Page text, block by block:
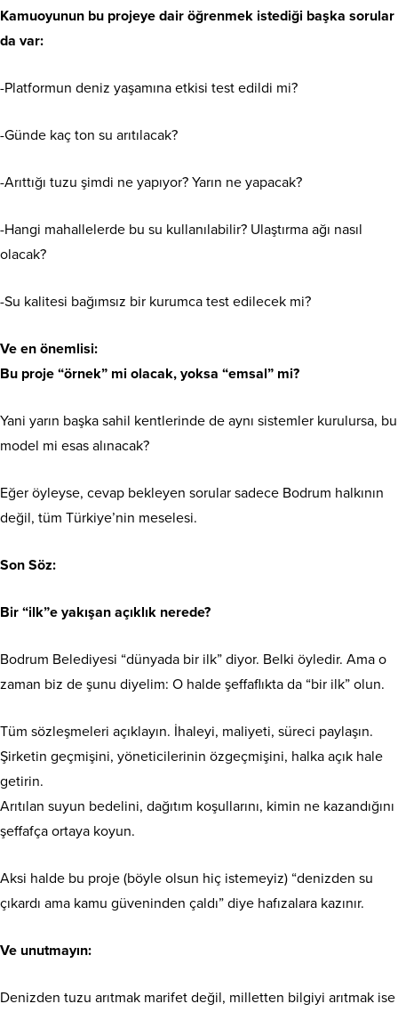
Kamuoyunun bu projeye dair öğrenmek istediği başka sorular
da var:
-Platformun deniz yaşamına etkisi test edildi mi?
-Günde kaç ton su arıtılacak?
-Arıttığı tuzu şimdi ne yapıyor? Yarın ne yapacak?
-Hangi mahallelerde bu su kullanılabilir? Ulaştırma ağı nasıl
olacak?
-Su kalitesi bağımsız bir kurumca test edilecek mi?
Ve en önemlisi:
Bu proje “örnek” mi olacak, yoksa “emsal” mi?
Yani yarın başka sahil kentlerinde de aynı sistemler kurulursa, bu
model mi esas alınacak?
Eğer öyleyse, cevap bekleyen sorular sadece Bodrum halkının
değil, tüm Türkiye’nin meselesi.
Son Söz:
Bir “ilk”e yakışan açıklık nerede?
Bodrum Belediyesi “dünyada bir ilk” diyor. Belki öyledir. Ama o
zaman biz de şunu diyelim: O halde şeffaflıkta da “bir ilk” olun.
Tüm sözleşmeleri açıklayın. İhaleyi, maliyeti, süreci paylaşın.
Şirketin geçmişini, yöneticilerinin özgeçmişini, halka açık hale
getirin.
Arıtılan suyun bedelini, dağıtım koşullarını, kimin ne kazandığını
şeffafça ortaya koyun.
Aksi halde bu proje (böyle olsun hiç istemeyiz) “denizden su
çıkardı ama kamu güveninden çaldı” diye hafızalara kazınır.
Ve unutmayın:
Denizden tuzu arıtmak marifet değil, milletten bilgiyi arıtmak ise